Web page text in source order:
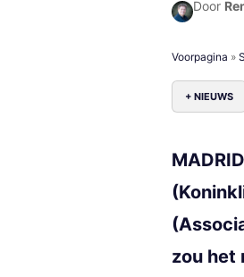
Door
Voorpagina »
+ NIEUWS
zou het